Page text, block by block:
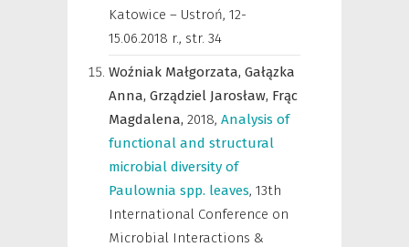
Katowice – Ustroń, 12-
15.06.2018 r., str. 34
Woźniak Małgorzata, Gałązka
Anna, Grządziel Jarosław, Frąc
Magdalena, 2018, Analysis of
functional and structural
microbial diversity of
Paulownia spp. leaves, 13th
International Conference on
Microbial Interactions &